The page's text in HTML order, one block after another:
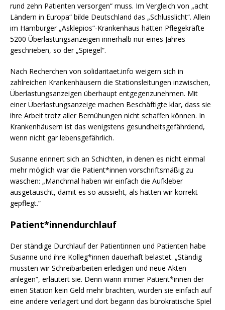
rund zehn Patienten versorgen“ muss. Im Vergleich von „acht
Ländern in Europa“ bilde Deutschland das „Schlusslicht“. Allein
im Hamburger „Asklepios“-Krankenhaus hätten Pflegekräfte
5200 Überlastungsanzeigen innerhalb nur eines Jahres
geschrieben, so der „Spiegel“.
Nach Recherchen von solidaritaet.info weigern sich in
zahlreichen Krankenhäusern die Stationsleitungen inzwischen,
Überlastungsanzeigen überhaupt entgegenzunehmen. Mit
einer Überlastungsanzeige machen Beschäftigte klar, dass sie
ihre Arbeit trotz aller Bemühungen nicht schaffen können. In
Krankenhäusern ist das wenigstens gesundheitsgefährdend,
wenn nicht gar lebensgefährlich.
Susanne erinnert sich an Schichten, in denen es nicht einmal
mehr möglich war die Patient*innen vorschriftsmäßig zu
waschen: „Manchmal haben wir einfach die Aufkleber
ausgetauscht, damit es so aussieht, als hätten wir korrekt
gepflegt.“
Patient*innendurchlauf
Der ständige Durchlauf der Patientinnen und Patienten habe
Susanne und ihre Kolleg*innen dauerhaft belastet. „Ständig
mussten wir Schreibarbeiten erledigen und neue Akten
anlegen“, erläutert sie. Denn wann immer Patient*innen der
einen Station kein Geld mehr brachten, wurden sie einfach auf
eine andere verlagert und dort begann das bürokratische Spiel